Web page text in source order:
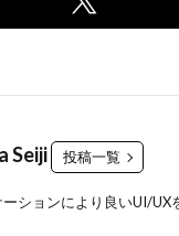
Seiji 投稿一覧
ションにより良いUI/UX